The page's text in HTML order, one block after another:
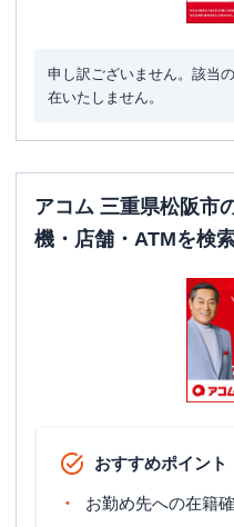
申し訳ございません。該当
在いたしません。
アコム 三重県松阪市
機・店舗・ATMを検
おすすめポイント
お勤め先への在籍